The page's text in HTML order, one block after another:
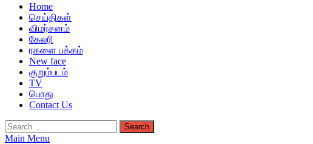
Home
செய்திகள்
விமர்சனம்
கேலரி
ரகளை பக்கம்
New face
குறும்படம்
TV
பொது
Contact Us
Search
for:
Main Menu